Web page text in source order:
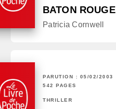
BATON ROUGE
Patricia Cornwell
PARUTION : 05/02/2003
542 PAGES
THRILLER